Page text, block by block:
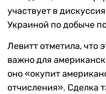
участвует в
Украиной по добыче
Левитт отметила, что
важно для
оно «окупит
отчисления». Сделка